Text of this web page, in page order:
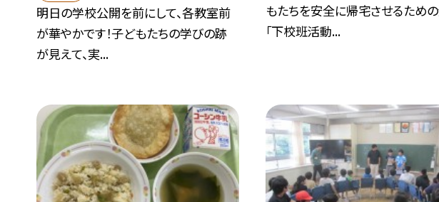
明日の学校公開を前にして、各教室前
が華やかです！子どもたちの学びの跡
が見えて、実...
もたちを安全に帰宅させるため
「下校班活動...